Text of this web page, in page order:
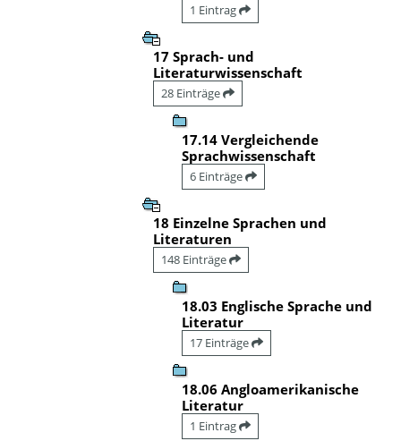
1 Eintrag
17 Sprach- und
Literaturwissenschaft
28 Einträge
17.14 Vergleichende
Sprachwissenschaft
6 Einträge
18 Einzelne Sprachen und
Literaturen
148 Einträge
18.03 Englische Sprache und
Literatur
17 Einträge
18.06 Angloamerikanische
Literatur
1 Eintrag